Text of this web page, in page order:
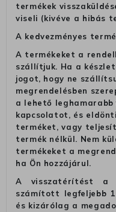
termékek
viseli (kivéve a hibás
A kedvezményes
A termékeket a
szállítjuk. Ha a
jogot, hogy ne
megrendelésben
a lehető leghamarabb
kapcsolatot, és
terméket, vagy
termék nélkül. Nem
termékeket a
ha Ön hozzájárul.
A visszatérítést a
számított legfeljebb
és kizárólag a